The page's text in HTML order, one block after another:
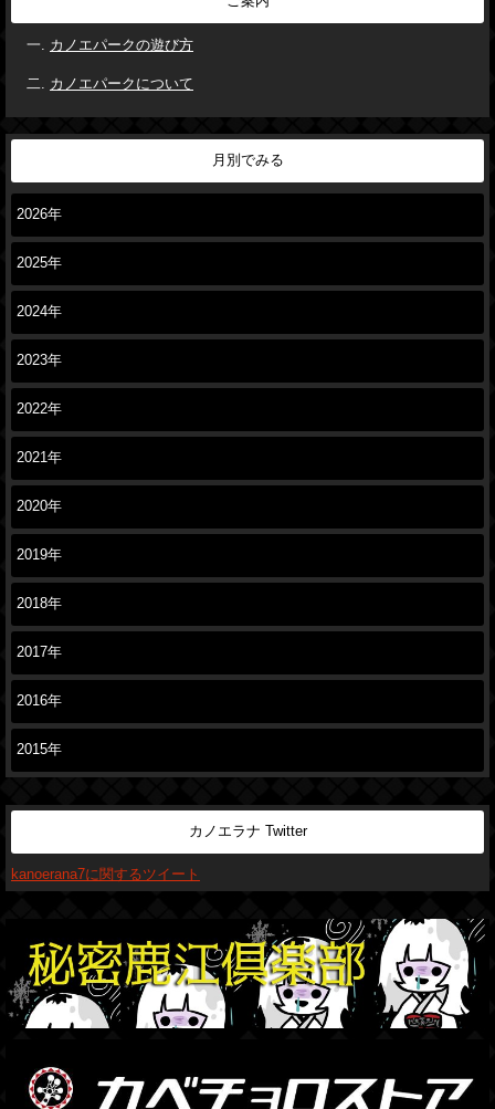
カノエパークの遊び方
カノエパークについて
月別でみる
2026年
2025年
2024年
2023年
2022年
2021年
2020年
2019年
2018年
2017年
2016年
2015年
カノエラナ Twitter
kanoerana7に関するツイート